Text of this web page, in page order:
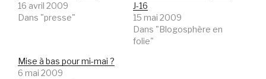
16 avril 2009
Dans "presse"
J-16
15 mai 2009
Dans "Blogosphère en
folie"
Mise à bas pour mi-mai ?
6 mai 2009